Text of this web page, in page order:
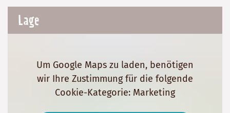
Lage
Um Google Maps zu laden, benötigen
wir Ihre Zustimmung für die folgende
Cookie-Kategorie: Marketing